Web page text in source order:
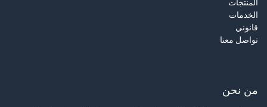
المنتجات
الخدمات
قانوني
تواصل معنا
من نحن